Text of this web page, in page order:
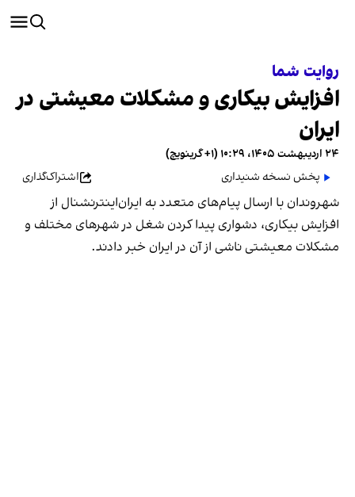
روایت شما
افزایش بیکاری و مشکلات معیشتی در
ایران
۲۴ اردیبهشت ۱۴۰۵، ۱۰:۲۹ (‎+۱ گرینویچ)
پخش نسخه شنیداری
اشتراک‌گذاری
شهروندان با ارسال پیام‌های متعدد به ایران‌اینترنشنال از
افزایش بیکاری، دشواری پیدا کردن شغل در شهرهای مختلف و
مشکلات معیشتی ناشی از آن در ایران خبر دادند.